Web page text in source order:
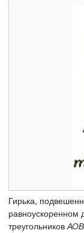
Гирька,
равноускоренном
треугольниковАОВ